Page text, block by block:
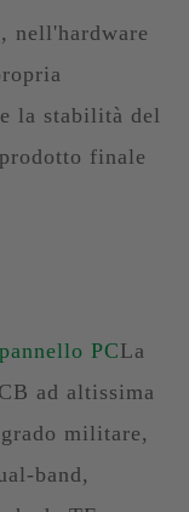
nell'hardware
la stabilità del
finale
PCLa
ad altissima
militare,
band,